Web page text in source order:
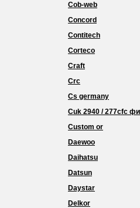
Cob-web
Concord
Contitech
Corteco
Craft
Crc
Cs germany
Cuk 2940 / 277cfc
Custom or
Daewoo
Daihatsu
Datsun
Daystar
Delkor